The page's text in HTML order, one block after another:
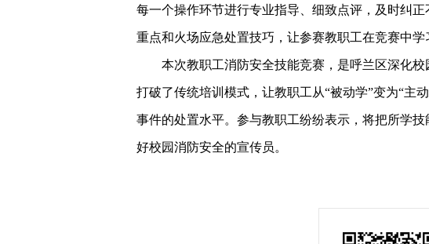
每一个操作环节进行专业指导、细致点评，及时纠
重点和火场应急处置技巧，让参赛教职工在竞赛中学
本次教职工消防安全技能竞赛，是呼兰区深化
打破了传统培训模式，让教职工从“被动学”变为“主
事件的处置水平。参与教职工纷纷表示，将把所学
好校园消防安全的宣传员。